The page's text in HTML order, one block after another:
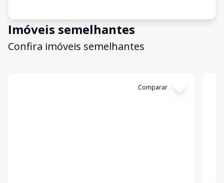
Imóveis semelhantes
Confira imóveis semelhantes
Comparar